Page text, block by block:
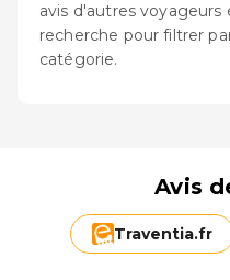
avis d'autres
recherche pour filtrer
catégorie.
Avis
Traventia.fr